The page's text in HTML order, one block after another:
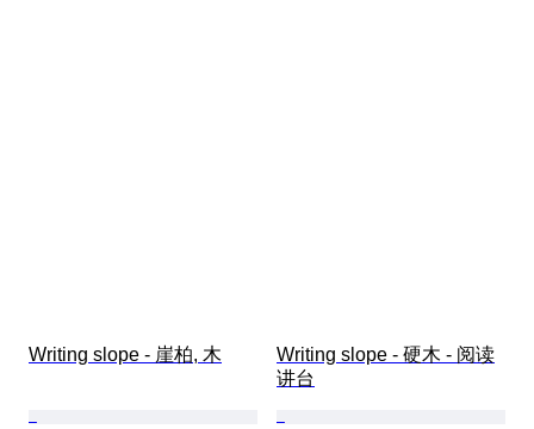
Writing slope - 崖柏, 木
Writing slope - 硬木 - 阅读
讲台